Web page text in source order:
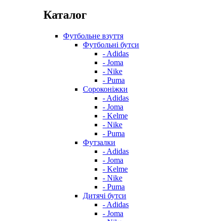
Каталог
Футбольне взуття
Футбольні бутси
- Adidas
- Joma
- Nike
- Puma
Сороконіжки
- Adidas
- Joma
- Kelme
- Nike
- Puma
Футзалки
- Adidas
- Joma
- Kelme
- Nike
- Puma
Дитячі бутси
- Adidas
- Joma